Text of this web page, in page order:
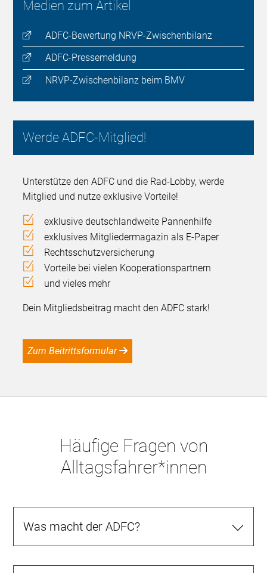
Medien zum Artikel
ADFC-Bewertung NRVP-Zwischenbilanz
ADFC-Pressemeldung
NRVP-Zwischenbilanz beim BMV
Werde ADFC-Mitglied!
Unterstütze den ADFC und die Rad-Lobby, werde
Mitglied und nutze exklusive Vorteile!
exklusive deutschlandweite Pannenhilfe
exklusives Mitgliedermagazin als E-Paper
Rechtsschutzversicherung
Vorteile bei vielen Kooperationspartnern
und vieles mehr
Dein Mitgliedsbeitrag macht den ADFC stark!
Zum Beitrittsformular
Häufige Fragen von
Alltagsfahrer*innen
Was macht der ADFC?